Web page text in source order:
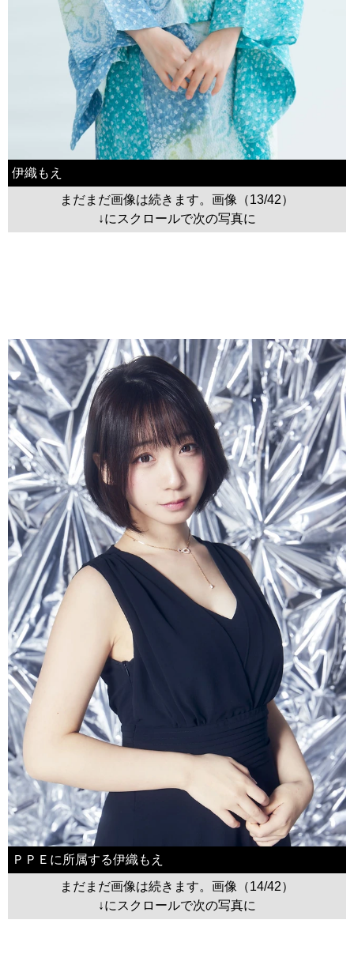
伊織もえ
まだまだ画像は続きます。画像（13/42）
↓にスクロールで次の写真に
ＰＰＥに所属する伊織もえ
まだまだ画像は続きます。画像（14/42）
↓にスクロールで次の写真に